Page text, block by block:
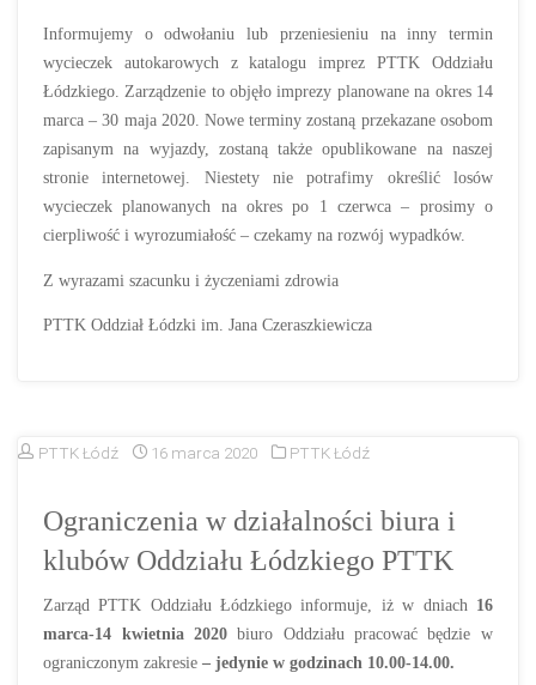
Informujemy o odwołaniu lub przeniesieniu na inny termin
wycieczek autokarowych z katalogu imprez PTTK Oddziału
Łódzkiego. Zarządzenie to objęło imprezy planowane na okres 14
marca – 30 maja 2020. Nowe terminy zostaną przekazane osobom
zapisanym na wyjazdy, zostaną także opublikowane na naszej
stronie internetowej. Niestety nie potrafimy określić losów
wycieczek planowanych na okres po 1 czerwca – prosimy o
cierpliwość i wyrozumiałość – czekamy na rozwój wypadków.
Z wyrazami szacunku i życzeniami zdrowia
PTTK Oddział Łódzki im. Jana Czeraszkiewicza
PTTK Łódź 16 marca 2020 PTTK Łódź
Ograniczenia w działalności biura i
klubów Oddziału Łódzkiego PTTK
Zarząd PTTK Oddziału Łódzkiego informuje, iż w dniach 16
marca-14 kwietnia 2020biuro Oddziału pracować będzie w
ograniczonym zakresie– jedynie w godzinach 10.00-14.00.